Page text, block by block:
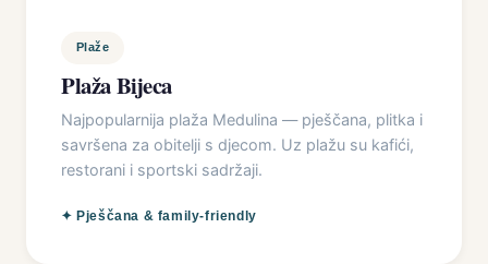
Plaže
Plaža Bijeca
Najpopularnija plaža Medulina — pješčana, plitka i
savršena za obitelji s djecom. Uz plažu su kafići,
restorani i sportski sadržaji.
✦ Pješčana & family-friendly